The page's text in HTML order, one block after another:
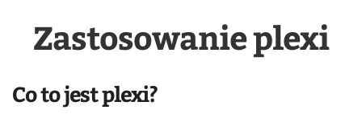
Zastosowanie plexi
Co to jest plexi?